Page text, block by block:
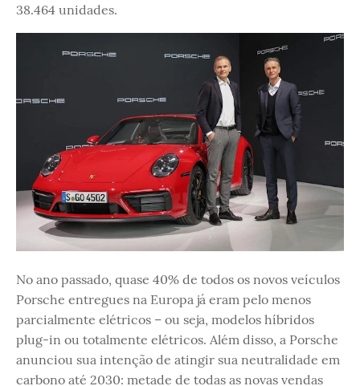
38.464 unidades.
No ano passado, quase 40% de todos os novos veículos
Porsche entregues na Europa já eram pelo menos
parcialmente elétricos – ou seja, modelos híbridos
plug-in ou totalmente elétricos. Além disso, a Porsche
anunciou sua intenção de atingir sua neutralidade em
carbono até 2030: metade de todas as novas vendas